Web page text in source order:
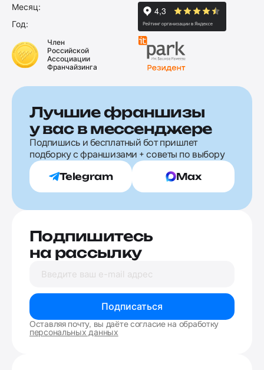
Месяц:
Год:
Член
Российской
Ассоциации
Франчайзинга
Лучшие франшизы
у вас в мессенджере
Подпишись и бесплатный бот пришлет
подборку с франшизами + советы по выбору
Telegram Max
Подпишитесь
на рассылку
Подписаться
Оставляя почту, вы даёте согласие на обработку
персональных данных